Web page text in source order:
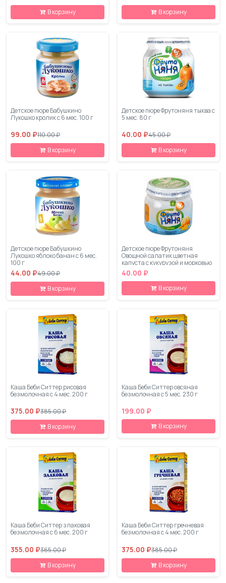
В корзину
В корзину
Детское пюре Бабушкино
Лукошко кролик с 6 мес. 100 г
99.00 ₽110.00 ₽
В корзину
Детское пюре Фрутоняня тыква с
5 мес. 80 г
40.00 ₽45.00 ₽
В корзину
Детское пюре Бабушкино
Лукошко яблоко банан с 6 мес.
100 г
44.00 ₽49.00 ₽
В корзину
Детское пюре Фрутоняня
Овощной салатик цветная
капуста с кукурузой и морковью
с 5 мес. 80 г
40.00 ₽
В корзину
Каша Беби Ситтер рисовая
безмолочная с 4 мес. 200 г
375.00 ₽385.00 ₽
В корзину
Каша Беби Ситтер овсяная
безмолочная с 5 мес. 230 г
199.00 ₽
В корзину
Каша Беби Ситтер злаковая
безмолочная с 6 мес. 200 г
355.00 ₽365.00 ₽
В корзину
Каша Беби Ситтер гречневая
безмолочная с 4 мес. 200 г
375.00 ₽385.00 ₽
В корзину